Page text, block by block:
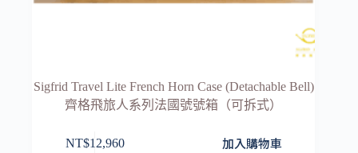
Sigfrid Travel Lite French Horn Case (Detachable Bell)
齊格飛旅人系列法國號號箱（可拆式）
NT$12,960 加入購物車